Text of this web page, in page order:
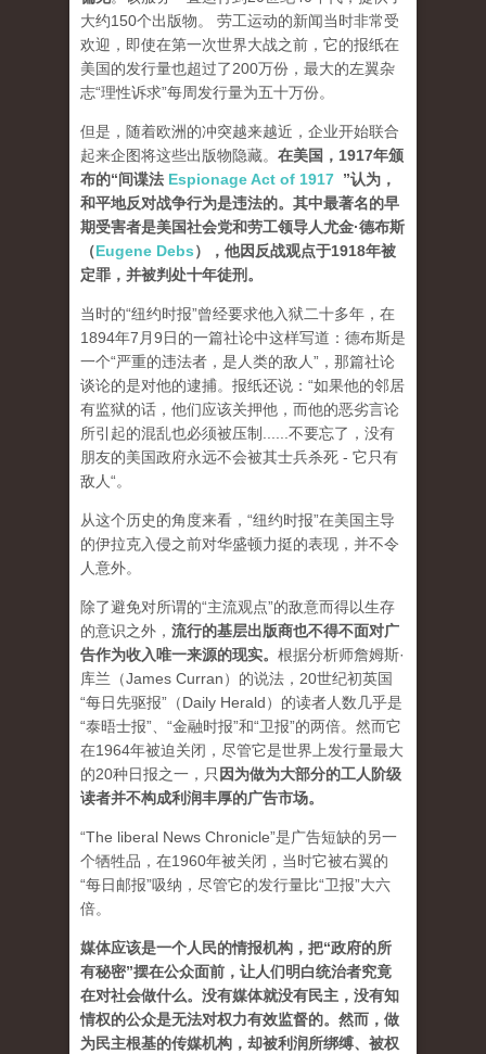
大约150个出版物。 劳工运动的新闻当时非常受
欢迎，即使在第一次世界大战之前，它的报纸在
美国的发行量也超过了200万份，最大的左翼杂
志“理性诉求”每周发行量为五十万份。
但是，随着欧洲的冲突越来越近，企业开始联合
起来企图将这些出版物隐藏。 在美国，1917年颁
布的“间谍法 Espionage Act of 1917 ”认为，
和平地反对战争行为是违法的。其中最著名的早
期受害者是美国社会党和劳工领导人尤金·德布斯
（Eugene Debs），他因反战观点于1918年被
定罪，并被判处十年徒刑。
当时的“纽约时报”曾经要求他入狱二十多年，在
1894年7月9日的一篇社论中这样写道：德布斯是
一个“严重的违法者，是人类的敌人”，那篇社论
谈论的是对他的逮捕。报纸还说：“如果他的邻居
有监狱的话，他们应该关押他，而他的恶劣言论
所引起的混乱也必须被压制......不要忘了，没有
朋友的美国政府永远不会被其士兵杀死 - 它只有
敌人“。
从这个历史的角度来看，“纽约时报”在美国主导
的伊拉克入侵之前对华盛顿力挺的表现，并不令
人意外。
除了避免对所谓的“主流观点”的敌意而得以生存
的意识之外， 流行的基层出版商也不得不面对广
告作为收入唯一来源的现实。 根据分析师詹姆斯·
库兰（James Curran）的说法，20世纪初英国
“每日先驱报”（Daily Herald）的读者人数几乎是
“泰晤士报”、“金融时报”和“卫报”的两倍。然而它
在1964年被迫关闭，尽管它是世界上发行量最大
的20种日报之一， 只 因为做为大部分的工人阶级
读者并不构成利润丰厚的广告市场。
“The liberal News Chronicle”是广告短缺的另一
个牺牲品，在1960年被关闭，当时它被右翼的
“每日邮报”吸纳，尽管它的发行量比“卫报”大六
倍。
媒体应该是一个人民的情报机构，把“政府的所
有秘密”摆在公众面前，让人们明白统治者究竟
在对社会做什么。没有媒体就没有民主，没有知
情权的公众是无法对权力有效监督的。然而，做
为民主根基的传媒机构，却被利润所绑缚、被权